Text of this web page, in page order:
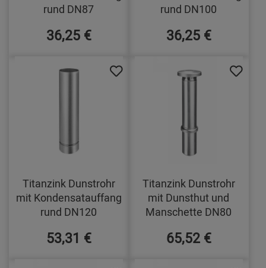
rund DN87
36,25 €
rund DN100
36,25 €
Titanzink Dunstrohr
mit Kondensatauffang
rund DN120
53,31 €
Titanzink Dunstrohr
mit Dunsthut und
Manschette DN80
65,52 €